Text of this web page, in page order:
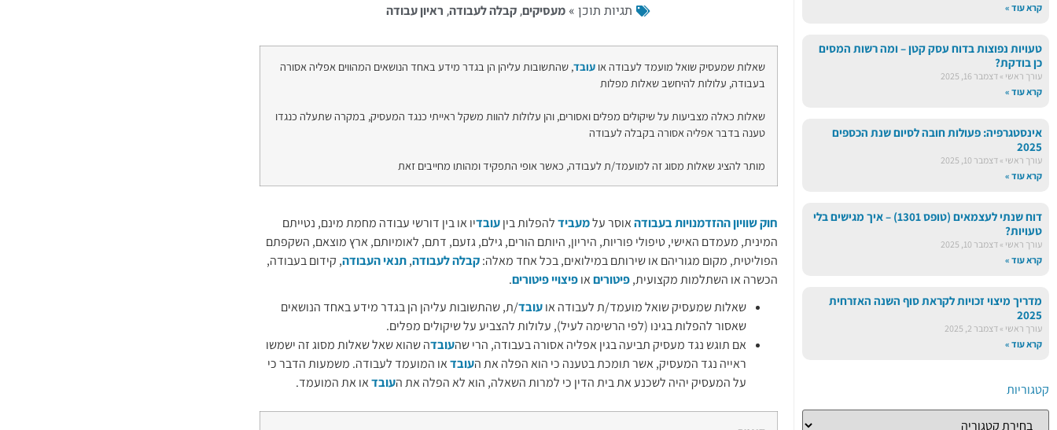
קרא עוד »
טעויות נפוצות בדוח עסק קטן – ומה רשות המסים
כן בודקת?
עורך ראשי
דצמבר 16, 2025
קרא עוד »
אינסטגרפיה: פעולות חובה לסיום שנת הכספים
2025
עורך ראשי
דצמבר 10, 2025
קרא עוד »
דוח שנתי לעצמאים (טופס 1301) – איך מגישים בלי
טעויות?
עורך ראשי
דצמבר 10, 2025
קרא עוד »
מדריך מיצוי זכויות לקראת סוף השנה האזרחית
2025
עורך ראשי
דצמבר 2, 2025
קרא עוד »
קטגוריות
תגיות תוכן » מעסיקים,קבלה לעבודה, ראיון עבודה
שאלות שמעסיק שואל מועמד לעבודה אועובד, שהתשובות עליהן הן בגדר מידע באחד הנושאים המהווים אפליה אסורה
בעבודה, עלולות להיחשב שאלות מפלות
שאלות כאלה מצביעות על שיקולים מפלים ואסורים, והן עלולות להוות משקל ראייתי כנגד המעסיק, במקרה שתעלה כנגדו
טענה בדבר אפליה אסורה בקבלה לעבודה
מותר להציג שאלות מסוג זה למועמד/ת לעבודה, כאשר אופי התפקיד ומהותו מחייבים זאת
חוק שוויון ההזדמנויות בעבודהאוסר עלמעבידלהפלות ביןעובדיו או בין דורשי עבודה מחמת מינם, נטייתם
המינית, מעמדם האישי, טיפולי פוריות, היריון, היותם הורים, גילם, גזעם, דתם, לאומיותם, ארץ מוצאם, השקפתם
הפוליטית, מקום מגוריהם או שירותם במילואים, בכל אחד מאלה:קבלה לעבודה,תנאי העבודה, קידום בעבודה,
הכשרה או השתלמות מקצועית,פיטוריםאופיצויי פיטורים.
שאלות שמעסיק שואל מועמד/ת לעבודה אועובד/ת, שהתשובות עליהן הן בגדר מידע באחד הנושאים
שאסור להפלות בגינו (לפי הרשימה לעיל), עלולות להצביע על שיקולים מפלים.
אם תוגש נגד מעסיק תביעה בגין אפליה אסורה בעבודה, הרי שהעובדה שהוא שאל שאלות מסוג זה ישמשו
ראייה נגד המעסיק, אשר תומכת בטענה כי הוא הפלה את העובדאו המועמד לעבודה. משמעות הדבר כי
על המעסיק יהיה לשכנע את בית הדין כי למרות השאלה, הוא לא הפלה את העובדאו את המועמד.